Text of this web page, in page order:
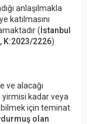
anlaşılmakla
katılmasını
(İstanbul
K:2023/2226)
ve alacağı
kadar veya
için teminat
olan